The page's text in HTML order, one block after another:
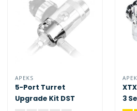
APEKS
5-Port Turret
Upgrade Kit DST
3